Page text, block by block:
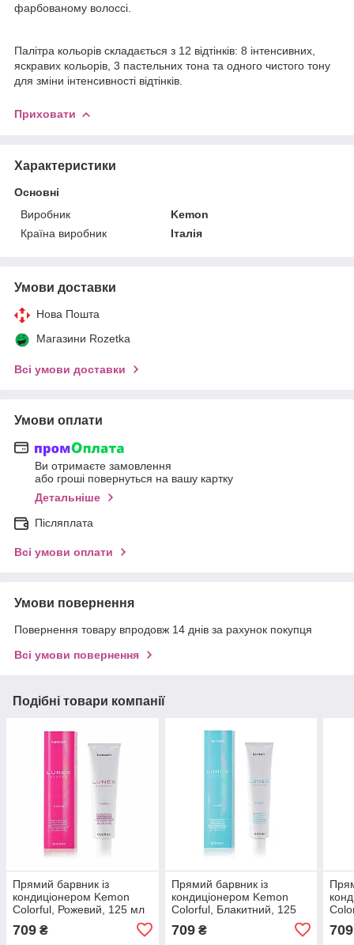
фарбованому волоссі.
Палітра кольорів складається з 12 відтінків: 8 інтенсивних,
яскравих кольорів, 3 пастельних тона та одного чистого тону
для зміни інтенсивності відтінків.
Приховати
Характеристики
Основні
Виробник
Kemon
Країна виробник
Італія
Умови доставки
Нова Пошта
Магазини Rozetka
Всі умови доставки
Умови оплати
Ви отримаєте замовлення
або гроші повернуться на вашу картку
Детальніше
Післяплата
Всі умови оплати
Умови повернення
Повернення товару впродовж 14 днів за рахунок покупця
Всі умови повернення
Подібні товари компанії
Прямий барвник із
кондиціонером Kemon
Colorful, Рожевий, 125 мл
709 ₴
Прямий барвник із
кондиціонером Kemon
Colorful, Блакитний, 125
709₴ 709